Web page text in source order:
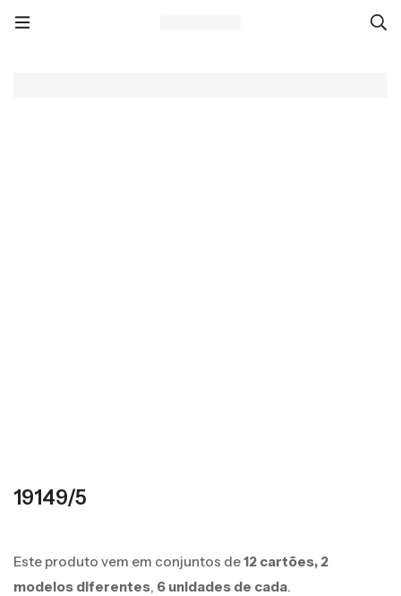
19149/5
Este produto vem em conjuntos de12 cartões, 2
modelos diferentes, 6 unidades de cada.